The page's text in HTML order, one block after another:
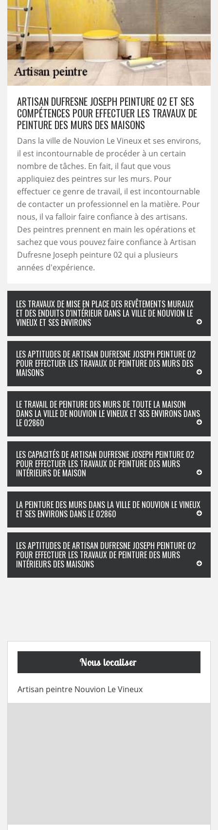
ARTISAN DUFRESNE JOSEPH PEINTURE 02 ET SES
COMPÉTENCES POUR EFFECTUER LES TRAVAUX DE
PEINTURE DES MURS DES MAISONS
Dans la ville de Nouvion Le Vineux et ses environs,
il est incontournable de procéder à un certain
nombre de tâches. En fait, il faut que vous
appliquiez des peintres sur les murs. Pour
effectuer ce genre de travail, il est incontournable
de contacter un professionnel en la matière. Pour
nous, il va falloir faire confiance à des artisans.
Des peintres prennent en main les opérations et
sachez que vous pouvez faire confiance à Artisan
Dufresne Joseph peinture 02 qui a plusieurs
années d'expérience.
LES TRAVAUX DE MISE EN PLACE DES REVÊTEMENTS MURAUX
ET DES ENDUITS D'INTÉRIEUR DANS LA VILLE DE NOUVION LE
VINEUX ET SES ENVIRONS
LES APTITUDES DE ARTISAN DUFRESNE JOSEPH PEINTURE 02
POUR EFFECTUER LES TRAVAUX DE PEINTURE DES MURS DES
MAISONS
LE TRAVAIL DE PEINTURE DES MURS DE TOUTE LA MAISON
DANS LA VILLE DE NOUVION LE VINEUX ET SES ENVIRONS DANS
LE 02860
LES CAPACITÉS DE ARTISAN DUFRESNE JOSEPH PEINTURE 02
POUR EFFECTUER LES TRAVAUX DE PEINTURE DES MURS
INTÉRIEURS DE MAISON
LA PEINTURE DES MURS DANS LA VILLE DE NOUVION LE VINEUX
ET SES ENVIRONS DANS LE 02860
LES APTITUDES DE ARTISAN DUFRESNE JOSEPH PEINTURE 02
POUR EFFECTUER LES TRAVAUX DE PEINTURE DES MURS
INTÉRIEURS DES MAISONS
Nous localiser
Artisan peintre Nouvion Le Vineux